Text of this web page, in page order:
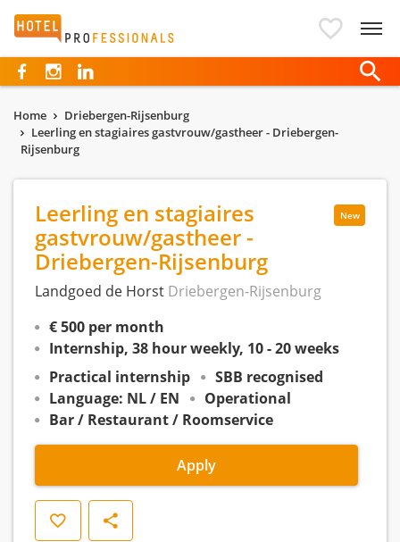
Hotelprofessionals
Home
Driebergen-Rijsenburg
Leerling en stagiaires gastvrouw/gastheer - Driebergen-
Rijsenburg
New
Leerling en stagiaires
gastvrouw/gastheer -
Driebergen-Rijsenburg
Landgoed de Horst Driebergen-Rijsenburg
€ 500 per month
Internship, 38 hour weekly, 10 - 20 weeks
Practical internship
SBB recognised
Language: NL / EN
Operational
Bar / Restaurant / Roomservice
Apply
Save Share